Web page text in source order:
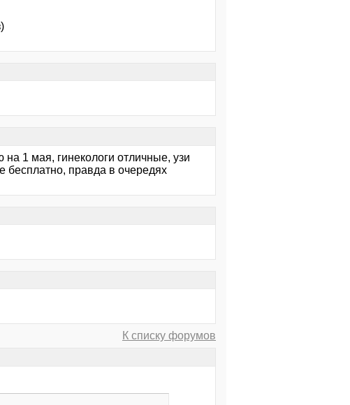
1 мая, гинекологи отличные, узи
бесплатно, правда в очередях
К списку форумов